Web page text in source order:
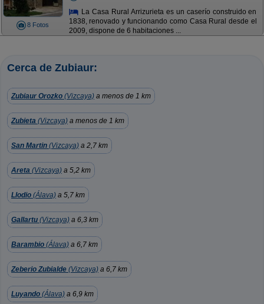
8 Fotos
La Casa Rural Arrizurieta es un caserío construido en
1838, renovado y funcionando como Casa Rural desde el
2009, dispone de 6 habitaciones ...
Cerca de Zubiaur:
Zubiaur Orozko (Vizcaya) a menos de 1 km
Zubieta (Vizcaya) a menos de 1 km
San Martin (Vizcaya) a 2,7 km
Areta (Vizcaya) a 5,2 km
Llodio (Álava) a 5,7 km
Gallartu (Vizcaya) a 6,3 km
Barambio (Álava) a 6,7 km
Zeberio Zubialde (Vizcaya) a 6,7 km
Luyando (Álava) a 6,9 km